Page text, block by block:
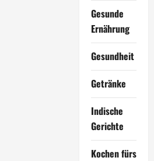
Gesunde
Ernährung
Gesundheit
Getränke
Indische
Gerichte
Kochen fürs